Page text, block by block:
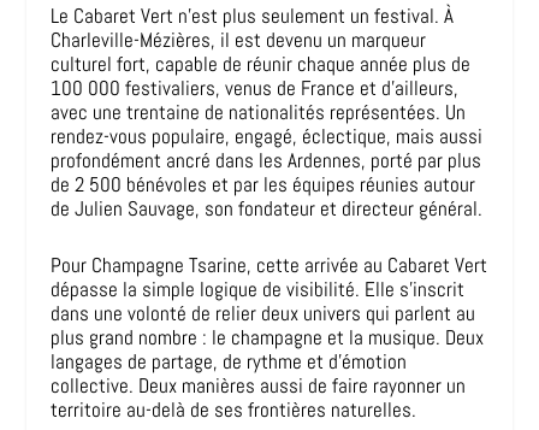
Le Cabaret Vert n’est plus seulement un festival. À
Charleville-Mézières, il est devenu un marqueur
culturel fort, capable de réunir chaque année plus de
100 000 festivaliers, venus de France et d’ailleurs,
avec une trentaine de nationalités représentées. Un
rendez-vous populaire, engagé, éclectique, mais aussi
profondément ancré dans les Ardennes, porté par plus
de 2 500 bénévoles et par les équipes réunies autour
de Julien Sauvage, son fondateur et directeur général.
Pour Champagne Tsarine, cette arrivée au Cabaret Vert
dépasse la simple logique de visibilité. Elle s’inscrit
dans une volonté de relier deux univers qui parlent au
plus grand nombre : le champagne et la musique. Deux
langages de partage, de rythme et d’émotion
collective. Deux manières aussi de faire rayonner un
territoire au-delà de ses frontières naturelles.